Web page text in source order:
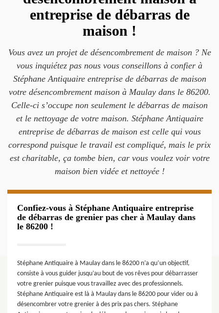
entreprise de débarras de
maison !
Vous avez un projet de désencombrement de maison ? Ne
vous inquiétez pas nous vous conseillons à confier à
Stéphane Antiquaire entreprise de débarras de maison
votre désencombrement maison à Maulay dans le 86200.
Celle-ci s’occupe non seulement le débarras de maison
et le nettoyage de votre maison. Stéphane Antiquaire
entreprise de débarras de maison est celle qui vous
correspond puisque le travail est compliqué, mais le prix
est charitable, ça tombe bien, car vous voulez voir votre
maison bien vidée et nettoyée !
Confiez-vous à Stéphane Antiquaire entreprise
de débarras de grenier pas cher à Maulay dans
le 86200 !
Stéphane Antiquaire à Maulay dans le 86200 n’a qu’un objectif,
consiste à vous guider jusqu’au bout de vos rêves pour débarrasser
votre grenier puisque vous travaillez avec des professionnels.
Stéphane Antiquaire est là à Maulay dans le 86200 pour vider ou à
désencombrer votre grenier à des prix pas chers. Stéphane